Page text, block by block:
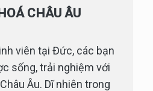
CHÂU ÂU
viên tại Đức, các bạn
sống, trải nghiệm với
Âu. Dĩ nhiên trong